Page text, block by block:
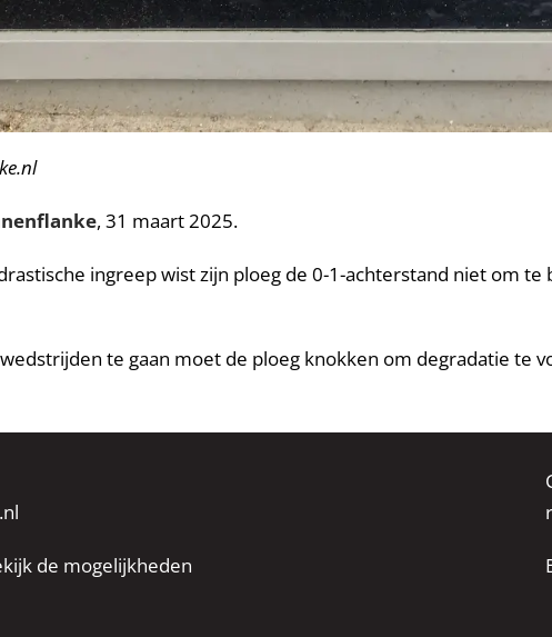
, 31 maart 2025.
ingreep wist zijn ploeg de 0-1-achterstand niet om
te gaan moet de ploeg knokken om degradatie te
de mogelijkheden